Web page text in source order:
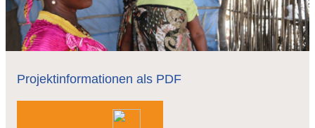
Projektinformationen als PDF